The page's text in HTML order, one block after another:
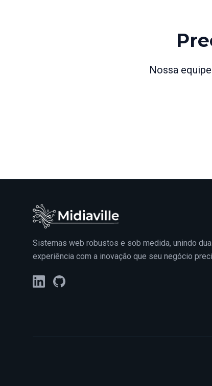
Nossa
Sistemas web robustos e sob medida, unindo
experiência com a inovação que seu negócio
LinkedInGitHub